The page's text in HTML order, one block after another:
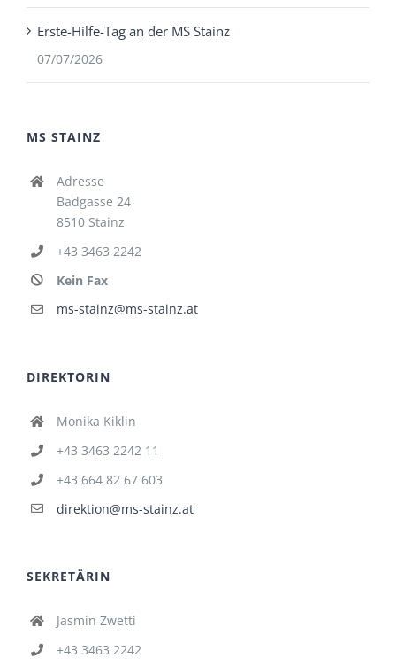
Erste-Hilfe-Tag an der MS Stainz
07/07/2026
MS STAINZ
Adresse
Badgasse 24
8510 Stainz
+43 3463 2242
Kein Fax
ms-stainz@ms-stainz.at
DIREKTORIN
Monika Kiklin
+43 3463 2242 11
+43 664 82 67 603
direktion@ms-stainz.at
SEKRETÄRIN
Jasmin Zwetti
+43 3463 2242